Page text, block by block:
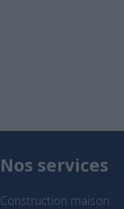
Nos services
Construction maison